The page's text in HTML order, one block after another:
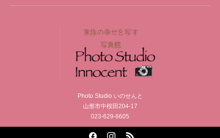
Photo Studio いのせんと
山形市中桜田204-17
023-629-6605